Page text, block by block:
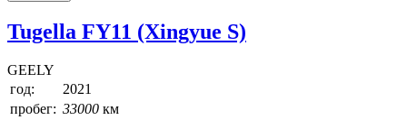
Tugella FY11 (Xingyue S)
GEELY
год:
2021
пробег: 33000 км